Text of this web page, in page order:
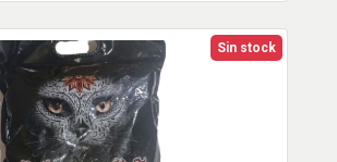
Sin stock